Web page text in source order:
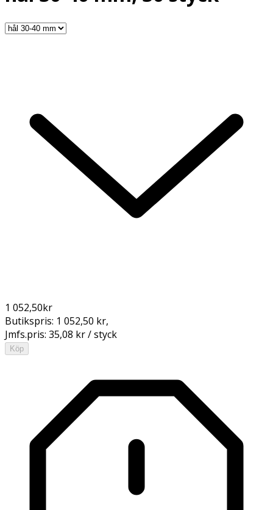
1 052,50kr
Butikspris: 1 052,50 kr,
Jmfs.pris: 35,08 kr / styck
Köp